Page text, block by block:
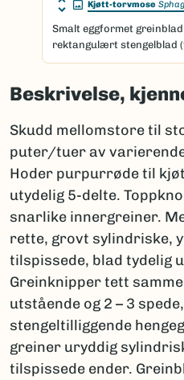
Kjøtt-torvmose
Smalt eggformet
rektangulært stengelblad
Beskrivelse,
Skudd mellomstore til
puter/tuer av
Hoder purpurrøde til
utydelig 5-delte.
snarlike innergreiner.
rette, grovt sylindriske,
tilspissede, blad tydelig
Greinknipper tett
utstående og 2 – 3
stengeltilliggende
greiner uryddig
tilspissede ender.